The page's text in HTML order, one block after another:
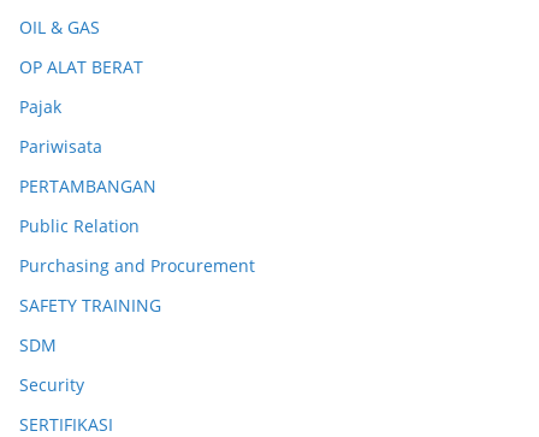
OIL & GAS
OP ALAT BERAT
Pajak
Pariwisata
PERTAMBANGAN
Public Relation
Purchasing and Procurement
SAFETY TRAINING
SDM
Security
SERTIFIKASI